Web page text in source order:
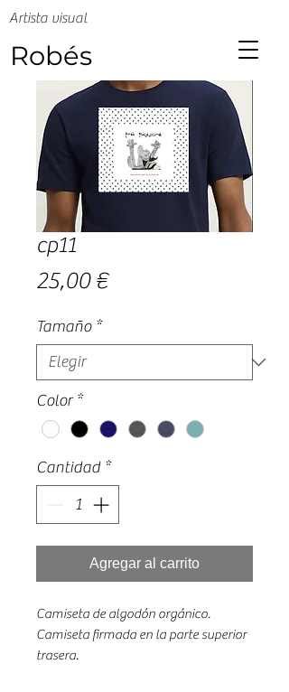
Robés
Artista visual
cp11
25,00 €Precio
Tamaño *
Color *
Cantidad *
Agregar al carrito
Camiseta de algodón orgánico.
Camiseta firmada en la parte superior
trasera.